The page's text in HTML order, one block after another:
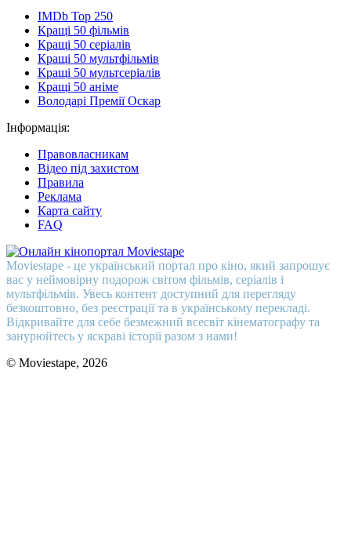
IMDb Top 250
Кращі 50 фільмів
Кращі 50 серіалів
Кращі 50 мультфільмів
Кращі 50 мультсеріалів
Кращі 50 аніме
Володарі Премії Оскар
Інформація:
Правовласникам
Відео під захистом
Правила
Реклама
Карта сайту
FAQ
Moviestape - це український портал про кіно, який запрошує
вас у неймовірну подорож світом фільмів, серіалів і
мультфільмів. Увесь контент доступний для перегляду
безкоштовно, без реєстрації та в українському перекладі.
Відкривайте для себе безмежний всесвіт кінематографу та
занурюйтесь у яскраві історії разом з нами!
© Moviestape, 2026